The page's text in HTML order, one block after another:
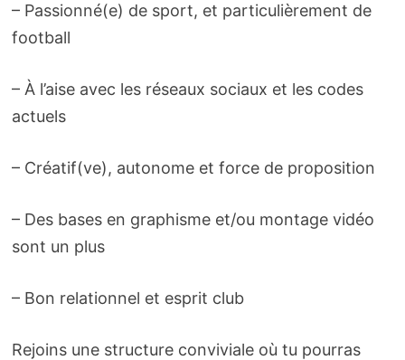
– Passionné(e) de sport, et particulièrement de
football
– À l’aise avec les réseaux sociaux et les codes
actuels
– Créatif(ve), autonome et force de proposition
– Des bases en graphisme et/ou montage vidéo
sont un plus
– Bon relationnel et esprit club
Rejoins une structure conviviale où tu pourras